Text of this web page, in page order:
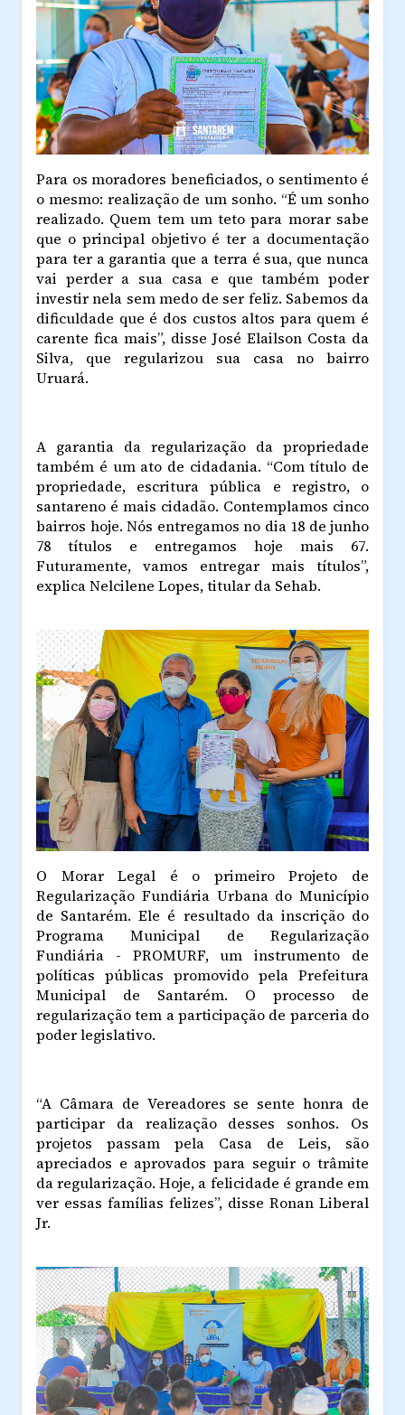
Para os moradores beneficiados, o sentimento é
o mesmo: realização de um sonho. “É um sonho
realizado. Quem tem um teto para morar sabe
que o principal objetivo é ter a documentação
para ter a garantia que a terra é sua, que nunca
vai perder a sua casa e que também poder
investir nela sem medo de ser feliz. Sabemos da
dificuldade que é dos custos altos para quem é
carente fica mais”, disse José Elailson Costa da
Silva, que regularizou sua casa no bairro
Uruará.
A garantia da regularização da propriedade
também é um ato de cidadania. “Com título de
propriedade, escritura pública e registro, o
santareno é mais cidadão. Contemplamos cinco
bairros hoje. Nós entregamos no dia 18 de junho
78 títulos e entregamos hoje mais 67.
Futuramente, vamos entregar mais títulos”,
explica Nelcilene Lopes, titular da Sehab.
O Morar Legal é o primeiro Projeto de
Regularização Fundiária Urbana do Município
de Santarém. Ele é resultado da inscrição do
Programa Municipal de Regularização
Fundiária - PROMURF, um instrumento de
políticas públicas promovido pela Prefeitura
Municipal de Santarém. O processo de
regularização tem a participação de parceria do
poder legislativo.
“A Câmara de Vereadores se sente honra de
participar da realização desses sonhos. Os
projetos passam pela Casa de Leis, são
apreciados e aprovados para seguir o trâmite
da regularização. Hoje, a felicidade é grande em
ver essas famílias felizes”, disse Ronan Liberal
Jr.